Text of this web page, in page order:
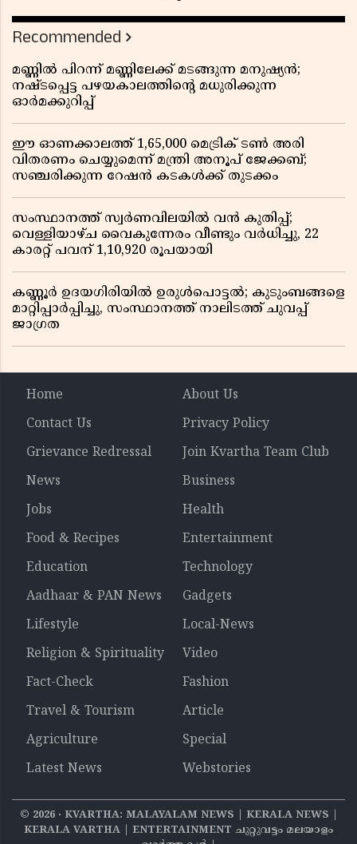
Recommended
മണ്ണിൽ പിറന്ന് മണ്ണിലേക്ക് മടങ്ങുന്ന മനുഷ്യൻ;
നഷ്ടപ്പെട്ട പഴയകാലത്തിൻ്റെ മധുരിക്കുന്ന
ഓർമക്കുറിപ്പ്
ഈ ഓണക്കാലത്ത് 1,65,000 മെട്രിക് ടൺ അരി
വിതരണം ചെയ്യുമെന്ന് മന്ത്രി അനൂപ് ജേക്കബ്;
സഞ്ചരിക്കുന്ന റേഷൻ കടകൾക്ക് തുടക്കം
സംസ്ഥാനത്ത് സ്വർണവിലയിൽ വൻ കുതിപ്പ്;
വെള്ളിയാഴ്ച വൈകുന്നേരം വീണ്ടും വർധിച്ചു, 22
കാരറ്റ് പവന് 1,10,920 രൂപയായി
കണ്ണൂർ ഉദയഗിരിയിൽ ഉരുൾപൊട്ടൽ; കുടുംബങ്ങളെ
മാറ്റിപ്പാർപ്പിച്ചു, സംസ്ഥാനത്ത് നാലിടത്ത് ചുവപ്പ്
ജാഗ്രത
Home
About Us
Contact Us
Privacy Policy
Grievance Redressal
Join Kvartha Team Club
News
Business
Jobs
Health
Food & Recipes
Entertainment
Education
Technology
Aadhaar & PAN News
Gadgets
Lifestyle
Local-News
Religion & Spirituality
Video
Fact-Check
Fashion
Travel & Tourism
Article
Agriculture
Special
Latest News
Webstories
© 2026‧ KVARTHA: MALAYALAM NEWS | KERALA NEWS |
KERALA VARTHA | ENTERTAINMENT ചുറ്റുവട്ടം മലയാളം